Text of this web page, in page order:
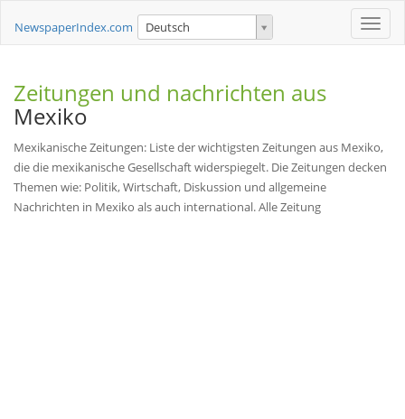
Toggle
NewspaperIndex.com Deutsch
Zeitungen und nachrichten aus
Mexiko
Mexikanische Zeitungen: Liste der wichtigsten Zeitungen aus Mexiko,
die die mexikanische Gesellschaft widerspiegelt. Die Zeitungen decken
Themen wie: Politik, Wirtschaft, Diskussion und allgemeine
Nachrichten in Mexiko als auch international. Alle Zeitung